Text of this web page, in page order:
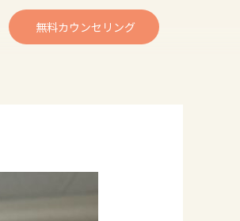
無料カウンセリング